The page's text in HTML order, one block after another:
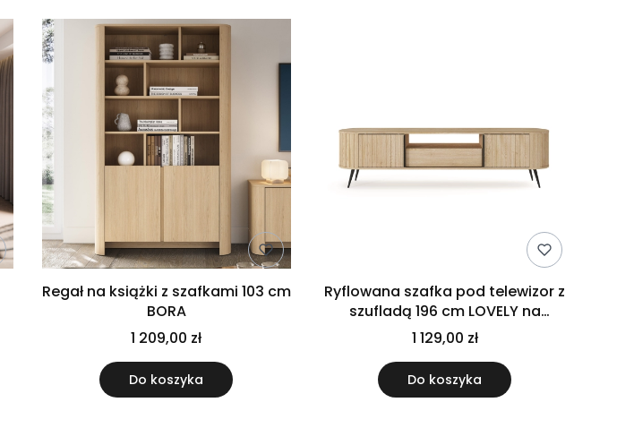
Regał na książki z szafkami 103 cm
BORA
1 209,00 zł
Do koszyka
Ryflowana szafka pod telewizor z
szufladą 196 cm LOVELY na
nóżkach dąb cremona
1 129,00 zł
Do koszyka